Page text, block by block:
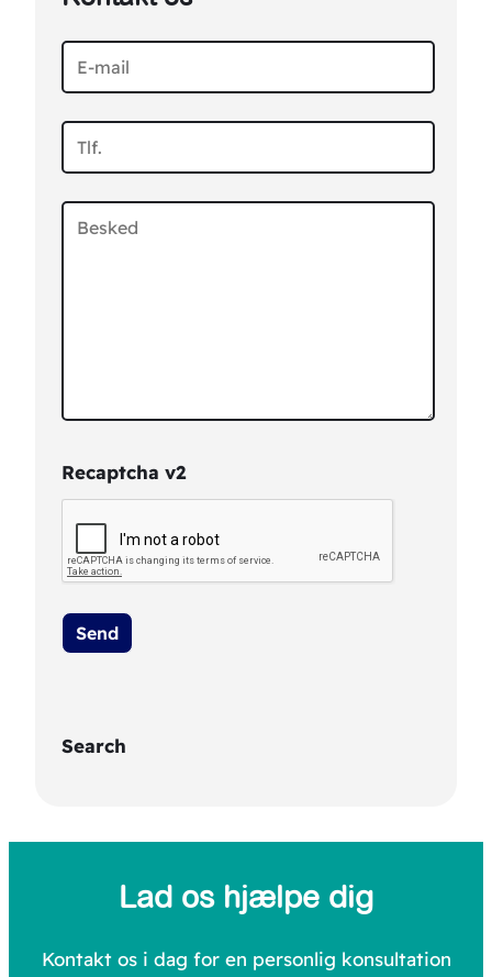
Recaptcha v2
Search
e
c
Lad os hjælpe dig
Kontakt os i dag for en personlig konsultation